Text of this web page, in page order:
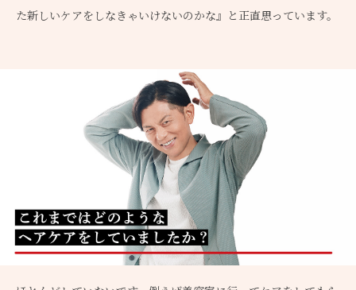
た新しいケアをしなきゃいけないのかな』と正直思っています。